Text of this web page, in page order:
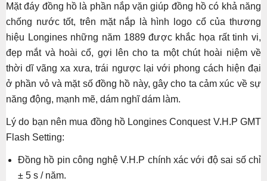
Mặt đáy đồng hồ là phần nắp vặn giúp đồng hồ có khả năng
chống nước tốt, trên mặt nắp là hình logo cổ của thương
hiệu Longines những năm 1889 được khắc họa rất tinh vi,
đẹp mắt và hoài cổ, gợi lên cho ta một chút hoài niệm về
thời dĩ vãng xa xưa, trái ngược lại với phong cách hiện đại
ở phần vỏ và mặt số đồng hồ này, gây cho ta cảm xúc về sự
năng động, mạnh mẽ, dám nghĩ dám làm.
Lý do bạn nên mua đồng hồ Longines Conquest V.H.P GMT
Flash Setting:
Đồng hồ pin công nghệ V.H.P chính xác với độ sai số chỉ
± 5 s / năm.